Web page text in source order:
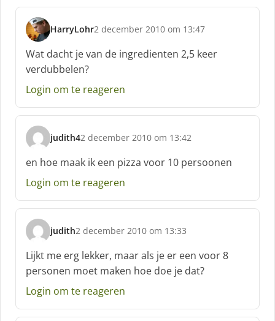
e
f
:
HarryLohr
s
c
h
r
e
f
2 december 2010 om 13:47
Wat dacht je van de ingredienten 2,5 keer
verdubbelen?
Login om te reageren
judith4
s
h
r
e
f
:
2 december 2010 om 13:42
en hoe maak ik een pizza voor 10 persoonen
Login om te reageren
judith
s
c
h
r
e
f
2 december 2010 om 13:33
Lijkt me erg lekker, maar als je er een voor 8
personen moet maken hoe doe je dat?
Login om te reageren